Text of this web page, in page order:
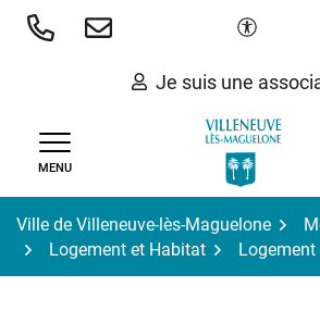
Aller
Je suis une
MENU
Ville de Villeneuve-lès-Maguelone
Logement et Habitat